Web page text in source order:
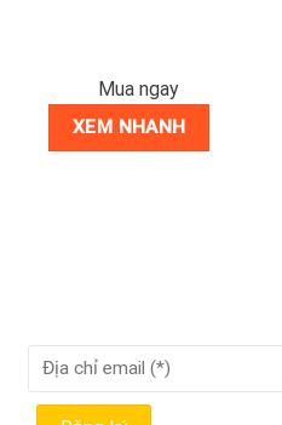
Mua ngay
XEM NHANH